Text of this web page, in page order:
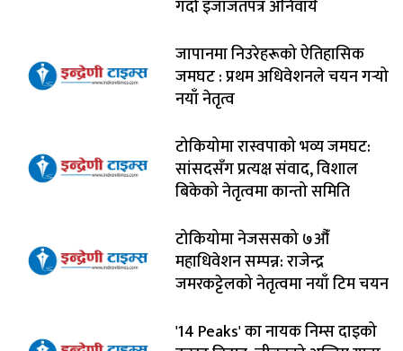
गर्दा इजाजतपत्र अनिवार्य
जापानमा निउरेहरूको ऐतिहासिक
जमघट : प्रथम अधिवेशनले चयन गर्‍यो
नयाँ नेतृत्व
टोकियोमा रास्वपाको भव्य जमघट:
सांसदसँग प्रत्यक्ष संवाद, विशाल
बिकेको नेतृत्वमा कान्तो समिति
टोकियोमा नेजससको ७औँ
महाधिवेशन सम्पन्न: राजेन्द्र
जमरकट्टेलको नेतृत्वमा नयाँ टिम चयन
'14 Peaks' का नायक निम्स दाइको